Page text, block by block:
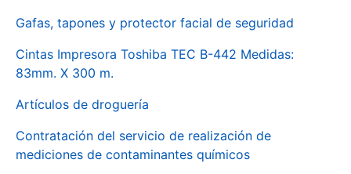
Gafas, tapones y protector facial de seguridad
Cintas Impresora Toshiba TEC B-442 Medidas:
83mm. X 300 m.
Artículos de droguería
Contratación del servicio de realización de
mediciones de contaminantes químicos